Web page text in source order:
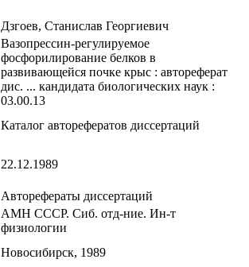
Дзгоев, Станислав Георгиевич
Вазопрессин-регулируемое
фосфорилирование белков в
развивающейся почке крыс : автореферат
дис. ... кандидата биологических наук :
03.00.13
Каталог авторефератов диссертаций
22.12.1989
Авторефераты диссертаций
АМН СССР. Сиб. отд-ние. Ин-т
физиологии
Новосибирск, 1989